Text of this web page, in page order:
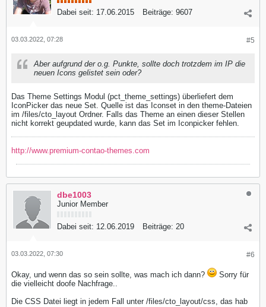
Dabei seit: 17.06.2015 Beiträge: 9607
#5
03.03.2022, 07:28
Aber aufgrund der o.g. Punkte, sollte doch trotzdem im IP die
neuen Icons gelistet sein oder?
Das Theme Settings Modul (pct_theme_settings) überliefert dem
IconPicker das neue Set. Quelle ist das Iconset in den theme-Dateien
im /files/cto_layout Ordner. Falls das Theme an einen dieser Stellen
nicht korrekt geupdated wurde, kann das Set im Iconpicker fehlen.
http://www.premium-contao-themes.com
dbe1003
Junior Member
Dabei seit: 12.06.2019 Beiträge: 20
#6
03.03.2022, 07:30
Okay, und wenn das so sein sollte, was mach ich dann?
Sorry für
die vielleicht doofe Nachfrage..
Die CSS Datei liegt in jedem Fall unter /files/cto_layout/css, das hab